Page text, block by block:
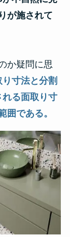
が施されて
か疑問に思
寸法と分割
る面取り寸
囲である。